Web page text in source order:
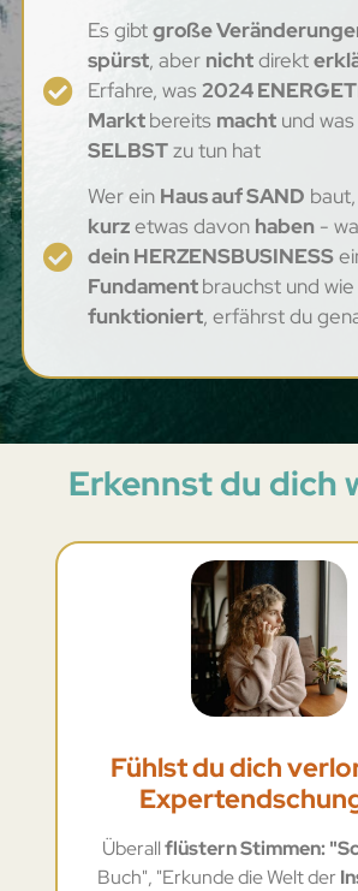
Es gibtgroße
spürst, aber nichtdirekt
Erfahre, was 2024
Marktbereits machtund
SELBSTzu tun hat
Wer ein Haus auf SAND
kurzetwas davon haben-
dein HERZENSBUSINESS
Fundamentbrauchst und wie
funktioniert, erfährst du
Erkennst du dich
Fühlst du dich
Überallflüstern Stimmen:
Buch", "Erkunde die Welt der